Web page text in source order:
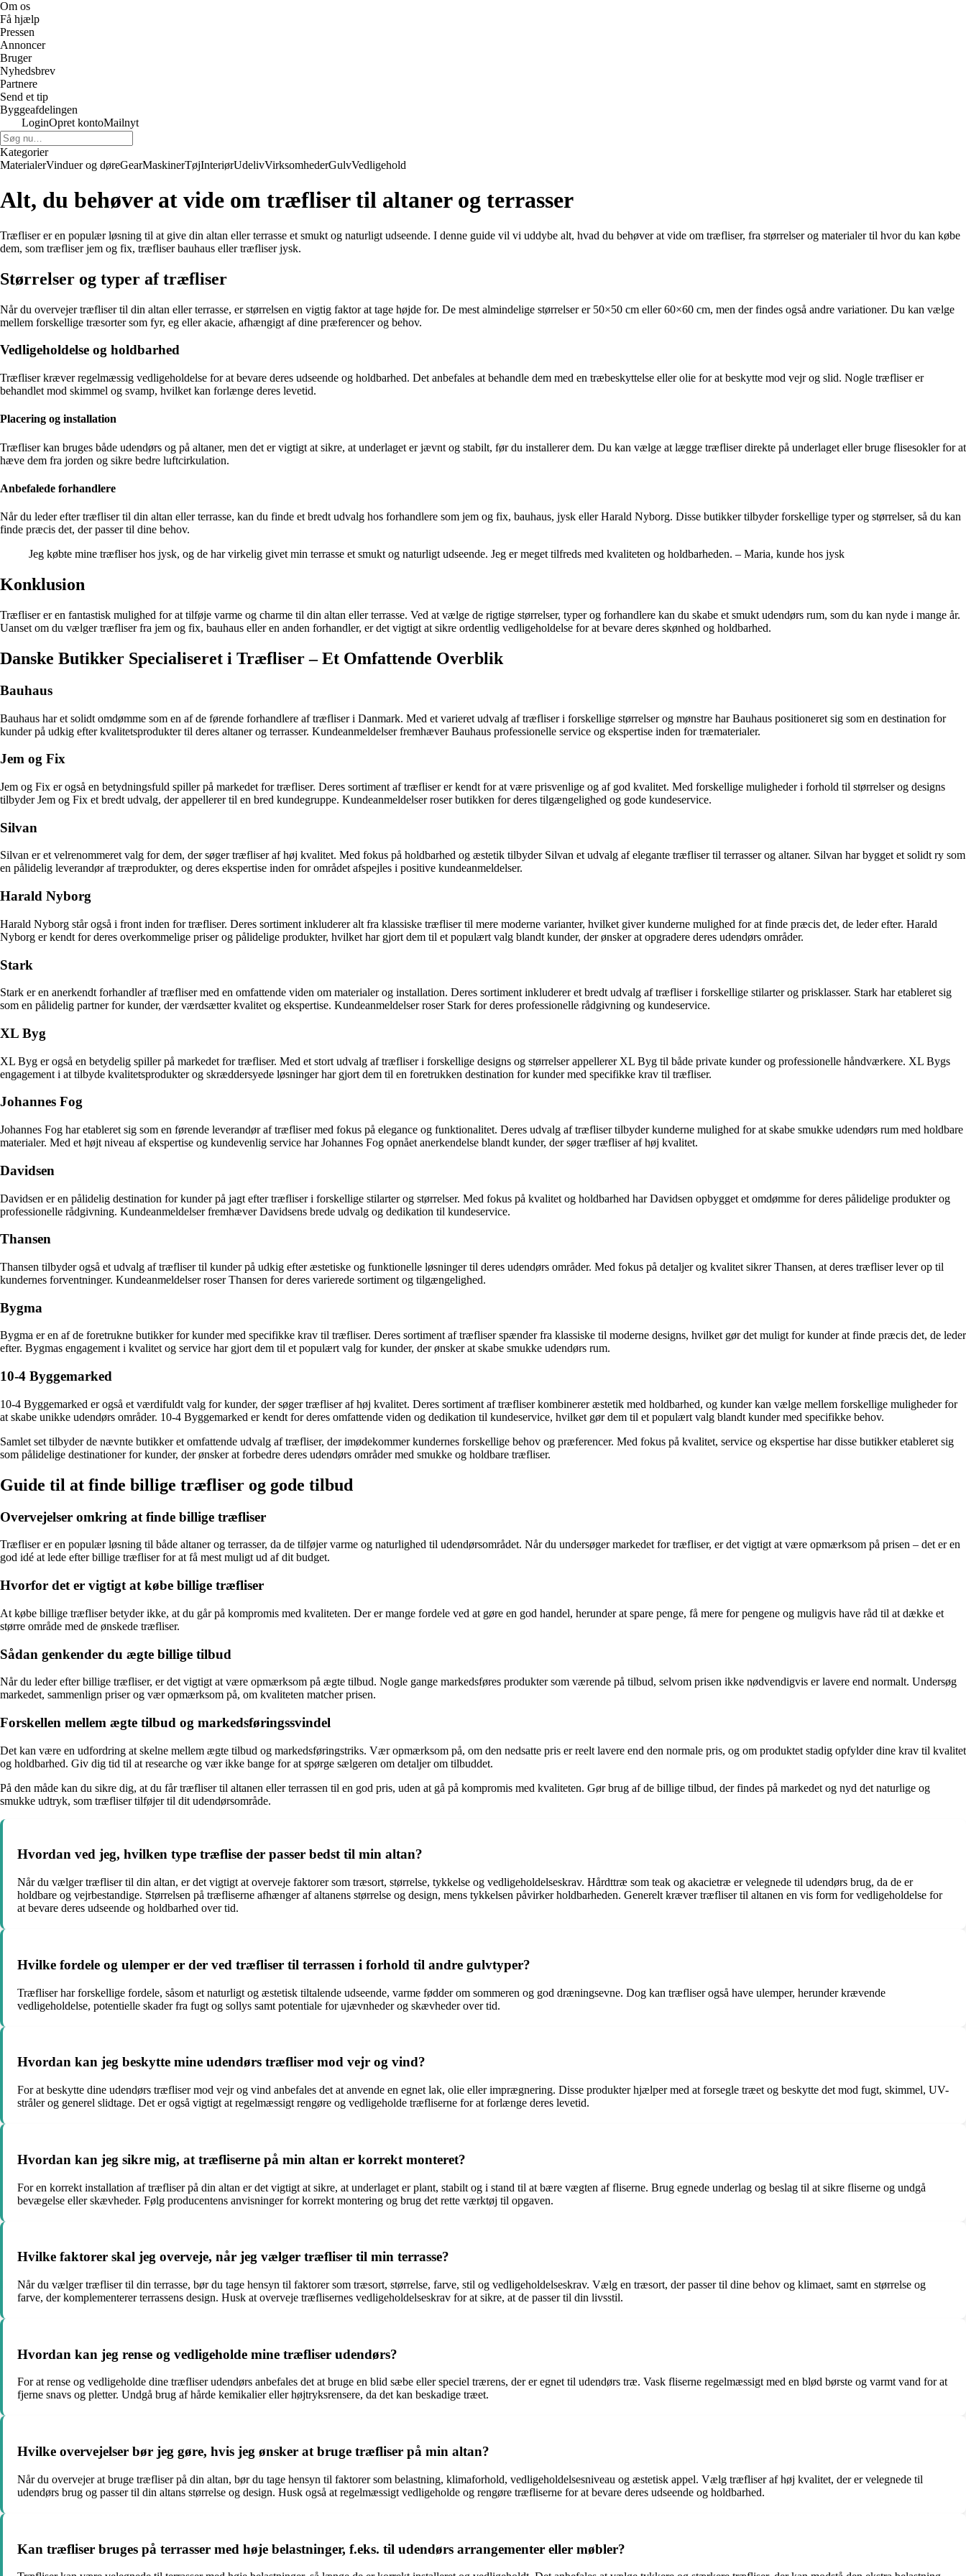
Om os
Få hjælp
Pressen
Annoncer
Bruger
Nyhedsbrev
Partnere
Send et tip
Byggeafdelingen
LoginOpret kontoMailnyt
Kategorier
MaterialerVinduer og døreGearMaskinerTøjInteriørUdelivVirksomhederGulvVedligehold
Alt, du behøver at vide om træfliser til altaner og terrasser
Træfliser er en populær løsning til at give din altan eller terrasse et smukt og naturligt udseende. I denne guide vil vi uddybe alt, hvad du behøver at vide om træfliser, fra størrelser og materialer til hvor du kan købe
dem, som træfliser jem og fix, træfliser bauhaus eller træfliser jysk.
Størrelser og typer af træfliser
Når du overvejer træfliser til din altan eller terrasse, er størrelsen en vigtig faktor at tage højde for. De mest almindelige størrelser er 50×50 cm eller 60×60 cm, men der findes også andre variationer. Du kan vælge
mellem forskellige træsorter som fyr, eg eller akacie, afhængigt af dine præferencer og behov.
Vedligeholdelse og holdbarhed
Træfliser kræver regelmæssig vedligeholdelse for at bevare deres udseende og holdbarhed. Det anbefales at behandle dem med en træbeskyttelse eller olie for at beskytte mod vejr og slid. Nogle træfliser er
behandlet mod skimmel og svamp, hvilket kan forlænge deres levetid.
Placering og installation
Træfliser kan bruges både udendørs og på altaner, men det er vigtigt at sikre, at underlaget er jævnt og stabilt, før du installerer dem. Du kan vælge at lægge træfliser direkte på underlaget eller bruge flisesokler for at
hæve dem fra jorden og sikre bedre luftcirkulation.
Anbefalede forhandlere
Når du leder efter træfliser til din altan eller terrasse, kan du finde et bredt udvalg hos forhandlere som jem og fix, bauhaus, jysk eller Harald Nyborg. Disse butikker tilbyder forskellige typer og størrelser, så du kan
finde præcis det, der passer til dine behov.
Jeg købte mine træfliser hos jysk, og de har virkelig givet min terrasse et smukt og naturligt udseende. Jeg er meget tilfreds med kvaliteten og holdbarheden. – Maria, kunde hos jysk
Konklusion
Træfliser er en fantastisk mulighed for at tilføje varme og charme til din altan eller terrasse. Ved at vælge de rigtige størrelser, typer og forhandlere kan du skabe et smukt udendørs rum, som du kan nyde i mange år.
Uanset om du vælger træfliser fra jem og fix, bauhaus eller en anden forhandler, er det vigtigt at sikre ordentlig vedligeholdelse for at bevare deres skønhed og holdbarhed.
Danske Butikker Specialiseret i Træfliser – Et Omfattende Overblik
Bauhaus
Bauhaus har et solidt omdømme som en af de førende forhandlere af træfliser i Danmark. Med et varieret udvalg af træfliser i forskellige størrelser og mønstre har Bauhaus positioneret sig som en destination for
kunder på udkig efter kvalitetsprodukter til deres altaner og terrasser. Kundeanmeldelser fremhæver Bauhaus professionelle service og ekspertise inden for træmaterialer.
Jem og Fix
Jem og Fix er også en betydningsfuld spiller på markedet for træfliser. Deres sortiment af træfliser er kendt for at være prisvenlige og af god kvalitet. Med forskellige muligheder i forhold til størrelser og designs
tilbyder Jem og Fix et bredt udvalg, der appellerer til en bred kundegruppe. Kundeanmeldelser roser butikken for deres tilgængelighed og gode kundeservice.
Silvan
Silvan er et velrenommeret valg for dem, der søger træfliser af høj kvalitet. Med fokus på holdbarhed og æstetik tilbyder Silvan et udvalg af elegante træfliser til terrasser og altaner. Silvan har bygget et solidt ry som
en pålidelig leverandør af træprodukter, og deres ekspertise inden for området afspejles i positive kundeanmeldelser.
Harald Nyborg
Harald Nyborg står også i front inden for træfliser. Deres sortiment inkluderer alt fra klassiske træfliser til mere moderne varianter, hvilket giver kunderne mulighed for at finde præcis det, de leder efter. Harald
Nyborg er kendt for deres overkommelige priser og pålidelige produkter, hvilket har gjort dem til et populært valg blandt kunder, der ønsker at opgradere deres udendørs områder.
Stark
Stark er en anerkendt forhandler af træfliser med en omfattende viden om materialer og installation. Deres sortiment inkluderer et bredt udvalg af træfliser i forskellige stilarter og prisklasser. Stark har etableret sig
som en pålidelig partner for kunder, der værdsætter kvalitet og ekspertise. Kundeanmeldelser roser Stark for deres professionelle rådgivning og kundeservice.
XL Byg
XL Byg er også en betydelig spiller på markedet for træfliser. Med et stort udvalg af træfliser i forskellige designs og størrelser appellerer XL Byg til både private kunder og professionelle håndværkere. XL Bygs
engagement i at tilbyde kvalitetsprodukter og skræddersyede løsninger har gjort dem til en foretrukken destination for kunder med specifikke krav til træfliser.
Johannes Fog
Johannes Fog har etableret sig som en førende leverandør af træfliser med fokus på elegance og funktionalitet. Deres udvalg af træfliser tilbyder kunderne mulighed for at skabe smukke udendørs rum med holdbare
materialer. Med et højt niveau af ekspertise og kundevenlig service har Johannes Fog opnået anerkendelse blandt kunder, der søger træfliser af høj kvalitet.
Davidsen
Davidsen er en pålidelig destination for kunder på jagt efter træfliser i forskellige stilarter og størrelser. Med fokus på kvalitet og holdbarhed har Davidsen opbygget et omdømme for deres pålidelige produkter og
professionelle rådgivning. Kundeanmeldelser fremhæver Davidsens brede udvalg og dedikation til kundeservice.
Thansen
Thansen tilbyder også et udvalg af træfliser til kunder på udkig efter æstetiske og funktionelle løsninger til deres udendørs områder. Med fokus på detaljer og kvalitet sikrer Thansen, at deres træfliser lever op til
kundernes forventninger. Kundeanmeldelser roser Thansen for deres varierede sortiment og tilgængelighed.
Bygma
Bygma er en af de foretrukne butikker for kunder med specifikke krav til træfliser. Deres sortiment af træfliser spænder fra klassiske til moderne designs, hvilket gør det muligt for kunder at finde præcis det, de leder
efter. Bygmas engagement i kvalitet og service har gjort dem til et populært valg for kunder, der ønsker at skabe smukke udendørs rum.
10-4 Byggemarked
10-4 Byggemarked er også et værdifuldt valg for kunder, der søger træfliser af høj kvalitet. Deres sortiment af træfliser kombinerer æstetik med holdbarhed, og kunder kan vælge mellem forskellige muligheder for
at skabe unikke udendørs områder. 10-4 Byggemarked er kendt for deres omfattende viden og dedikation til kundeservice, hvilket gør dem til et populært valg blandt kunder med specifikke behov.
Samlet set tilbyder de nævnte butikker et omfattende udvalg af træfliser, der imødekommer kundernes forskellige behov og præferencer. Med fokus på kvalitet, service og ekspertise har disse butikker etableret sig
som pålidelige destinationer for kunder, der ønsker at forbedre deres udendørs områder med smukke og holdbare træfliser.
Guide til at finde billige træfliser og gode tilbud
Overvejelser omkring at finde billige træfliser
Træfliser er en populær løsning til både altaner og terrasser, da de tilføjer varme og naturlighed til udendørsområdet. Når du undersøger markedet for træfliser, er det vigtigt at være opmærksom på prisen – det er en
god idé at lede efter billige træfliser for at få mest muligt ud af dit budget.
Hvorfor det er vigtigt at købe billige træfliser
At købe billige træfliser betyder ikke, at du går på kompromis med kvaliteten. Der er mange fordele ved at gøre en god handel, herunder at spare penge, få mere for pengene og muligvis have råd til at dække et
større område med de ønskede træfliser.
Sådan genkender du ægte billige tilbud
Når du leder efter billige træfliser, er det vigtigt at være opmærksom på ægte tilbud. Nogle gange markedsføres produkter som værende på tilbud, selvom prisen ikke nødvendigvis er lavere end normalt. Undersøg
markedet, sammenlign priser og vær opmærksom på, om kvaliteten matcher prisen.
Forskellen mellem ægte tilbud og markedsføringssvindel
Det kan være en udfordring at skelne mellem ægte tilbud og markedsføringstriks. Vær opmærksom på, om den nedsatte pris er reelt lavere end den normale pris, og om produktet stadig opfylder dine krav til kvalitet
og holdbarhed. Giv dig tid til at researche og vær ikke bange for at spørge sælgeren om detaljer om tilbuddet.
På den måde kan du sikre dig, at du får træfliser til altanen eller terrassen til en god pris, uden at gå på kompromis med kvaliteten. Gør brug af de billige tilbud, der findes på markedet og nyd det naturlige og
smukke udtryk, som træfliser tilføjer til dit udendørsområde.
Hvordan ved jeg, hvilken type træflise der passer bedst til min altan?
Når du vælger træfliser til din altan, er det vigtigt at overveje faktorer som træsort, størrelse, tykkelse og vedligeholdelseskrav. Hårdttræ som teak og akacietræ er velegnede til udendørs brug, da de er
holdbare og vejrbestandige. Størrelsen på træfliserne afhænger af altanens størrelse og design, mens tykkelsen påvirker holdbarheden. Generelt kræver træfliser til altanen en vis form for vedligeholdelse for
at bevare deres udseende og holdbarhed over tid.
Hvilke fordele og ulemper er der ved træfliser til terrassen i forhold til andre gulvtyper?
Træfliser har forskellige fordele, såsom et naturligt og æstetisk tiltalende udseende, varme fødder om sommeren og god dræningsevne. Dog kan træfliser også have ulemper, herunder krævende
vedligeholdelse, potentielle skader fra fugt og sollys samt potentiale for ujævnheder og skævheder over tid.
Hvordan kan jeg beskytte mine udendørs træfliser mod vejr og vind?
For at beskytte dine udendørs træfliser mod vejr og vind anbefales det at anvende en egnet lak, olie eller imprægnering. Disse produkter hjælper med at forsegle træet og beskytte det mod fugt, skimmel, UV-
stråler og generel slidtage. Det er også vigtigt at regelmæssigt rengøre og vedligeholde træfliserne for at forlænge deres levetid.
Hvordan kan jeg sikre mig, at træfliserne på min altan er korrekt monteret?
For en korrekt installation af træfliser på din altan er det vigtigt at sikre, at underlaget er plant, stabilt og i stand til at bære vægten af fliserne. Brug egnede underlag og beslag til at sikre fliserne og undgå
bevægelse eller skævheder. Følg producentens anvisninger for korrekt montering og brug det rette værktøj til opgaven.
Hvilke faktorer skal jeg overveje, når jeg vælger træfliser til min terrasse?
Når du vælger træfliser til din terrasse, bør du tage hensyn til faktorer som træsort, størrelse, farve, stil og vedligeholdelseskrav. Vælg en træsort, der passer til dine behov og klimaet, samt en størrelse og
farve, der komplementerer terrassens design. Husk at overveje træflisernes vedligeholdelseskrav for at sikre, at de passer til din livsstil.
Hvordan kan jeg rense og vedligeholde mine træfliser udendørs?
For at rense og vedligeholde dine træfliser udendørs anbefales det at bruge en blid sæbe eller speciel trærens, der er egnet til udendørs træ. Vask fliserne regelmæssigt med en blød børste og varmt vand for at
fjerne snavs og pletter. Undgå brug af hårde kemikalier eller højtryksrensere, da det kan beskadige træet.
Hvilke overvejelser bør jeg gøre, hvis jeg ønsker at bruge træfliser på min altan?
Når du overvejer at bruge træfliser på din altan, bør du tage hensyn til faktorer som belastning, klimaforhold, vedligeholdelsesniveau og æstetisk appel. Vælg træfliser af høj kvalitet, der er velegnede til
udendørs brug og passer til din altans størrelse og design. Husk også at regelmæssigt vedligeholde og rengøre træfliserne for at bevare deres udseende og holdbarhed.
Kan træfliser bruges på terrasser med høje belastninger, f.eks. til udendørs arrangementer eller møbler?